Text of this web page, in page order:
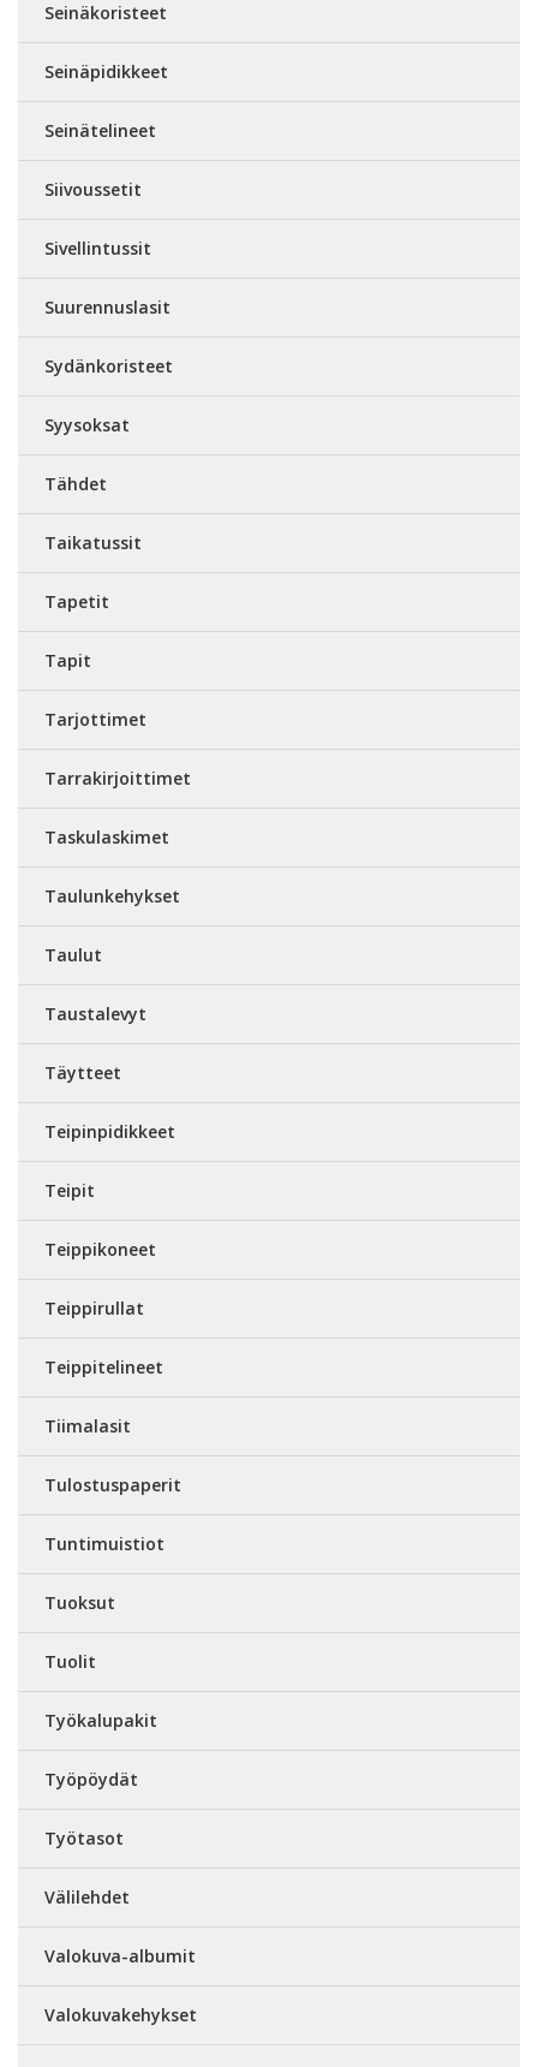
Seinäkoristeet
Seinäpidikkeet
Seinätelineet
Siivoussetit
Sivellintussit
Suurennuslasit
Sydänkoristeet
Syysoksat
Tähdet
Taikatussit
Tapetit
Tapit
Tarjottimet
Tarrakirjoittimet
Taskulaskimet
Taulunkehykset
Taulut
Taustalevyt
Täytteet
Teipinpidikkeet
Teipit
Teippikoneet
Teippirullat
Teippitelineet
Tiimalasit
Tulostuspaperit
Tuntimuistiot
Tuoksut
Tuolit
Työkalupakit
Työpöydät
Työtasot
Välilehdet
Valokuva-albumit
Valokuvakehykset